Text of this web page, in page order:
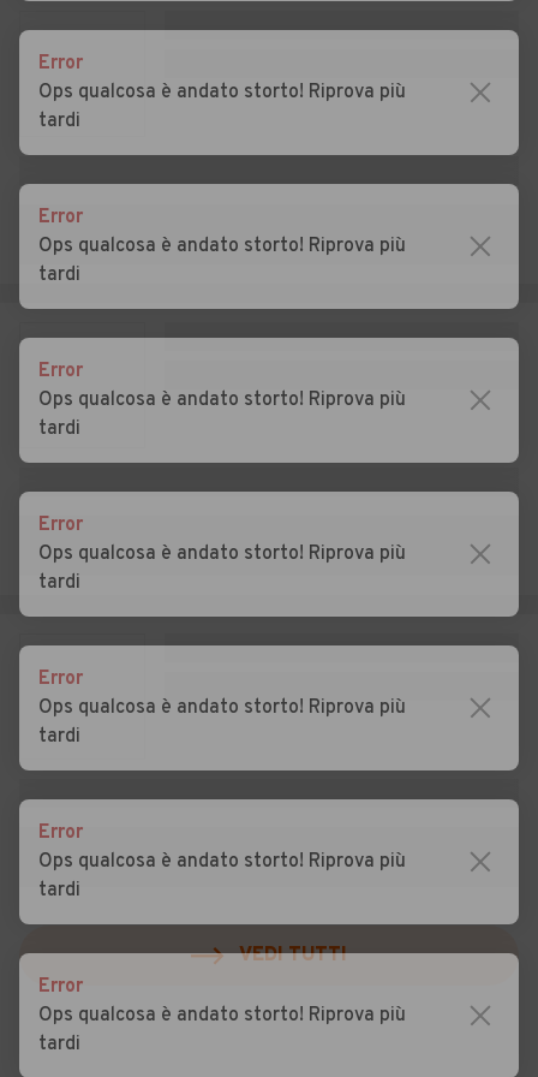
Auto usate Lastebasse Auto usate Longare
Auto usate Lonigo Auto usate Lugo di Vicenza
Auto usate Lusiana
Auto usate Marano
Vicentino
Auto usate Marostica
Auto usate Mason Vicentino Auto usate Molvena
Auto usate Monte di Malo
Auto usate Montebello
Vicentino
Auto usate Montecchio
Maggiore
Auto usate Montecchio
Precalcino
Auto usate Montegalda Auto usate Montegaldella
Conte Otto
Auto usate Montorso
Vicentino
Auto usate Mussolente
Auto usate Nogarole
Vicentino
Auto usate Nove
Auto usate Noventa
Vicentina
Auto usate Orgiano
Auto usate Pedemonte Auto usate Pianezze
Auto usate Piovene
Rocchette
Auto usate Pojana
Maggiore
Auto usate Posina
Auto usate Pove del
VEDI TUTTI
Error
Ops qualcosa è andato storto! Riprova più
tardi
Error
Ops qualcosa è andato storto! Riprova più
tardi
Error
Ops qualcosa è andato storto! Riprova più
tardi
Error
Ops qualcosa è andato storto! Riprova più
tardi
Error
Ops qualcosa è andato storto! Riprova più
tardi
Error
Ops qualcosa è andato storto! Riprova più
tardi
Error
Ops qualcosa è andato storto! Riprova più
tardi